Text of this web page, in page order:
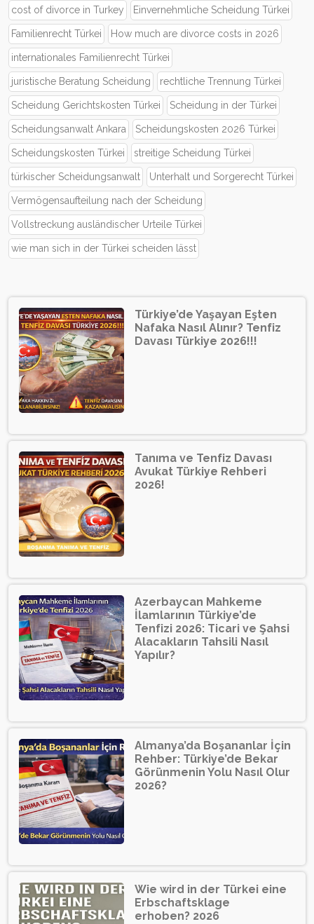
cost of divorce in Turkey Einvernehmliche Scheidung Türkei
Familienrecht Türkei How much are divorce costs in 2026
internationales Familienrecht Türkei
juristische Beratung Scheidung rechtliche Trennung Türkei
Scheidung Gerichtskosten Türkei Scheidung in der Türkei
Scheidungsanwalt Ankara Scheidungskosten 2026 Türkei
Scheidungskosten Türkei streitige Scheidung Türkei
türkischer Scheidungsanwalt Unterhalt und Sorgerecht Türkei
Vermögensaufteilung nach der Scheidung
Vollstreckung ausländischer Urteile Türkei
wie man sich in der Türkei scheiden lässt
Türkiye’de Yaşayan Eşten
Nafaka Nasıl Alınır? Tenfiz
Davası Türkiye 2026!!!
Tanıma ve Tenfiz Davası
Avukat Türkiye Rehberi
2026!
Azerbaycan Mahkeme
İlamlarının Türkiye’de
Tenfizi 2026: Ticari ve Şahsi
Alacakların Tahsili Nasıl
Yapılır?
Almanya’da Boşananlar İçin
Rehber: Türkiye’de Bekar
Görünmenin Yolu Nasıl Olur
2026?
Wie wird in der Türkei eine
Erbschaftsklage
erhoben? 2026